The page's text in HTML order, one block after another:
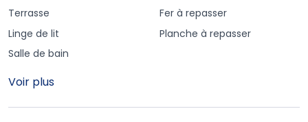
Terrasse
Linge de lit
Salle de bain
Fer à repasser
Planche à repasser
Voir plus